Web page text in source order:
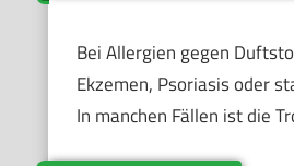
Bei Allergien gegen
Ekzemen, Psoriasis oder
In manchen Fällen ist die